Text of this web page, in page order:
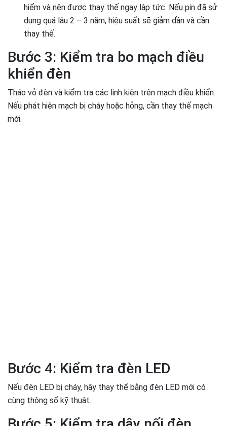
hiểm và nên được thay thế ngay lập tức. Nếu pin đã sử
dụng quá lâu 2 – 3 năm, hiệu suất sẽ giảm dần và cần
thay thế.
Bước 3: Kiểm tra bo mạch điều
khiển đèn
Tháo vỏ đèn và kiểm tra các linh kiện trên mạch điều khiển.
Nếu phát hiện mạch bị cháy hoặc hỏng, cần thay thế mạch
mới.
Bước 4: Kiểm tra đèn LED
Nếu đèn LED bị cháy, hãy thay thế bằng đèn LED mới có
cùng thông số kỹ thuật.